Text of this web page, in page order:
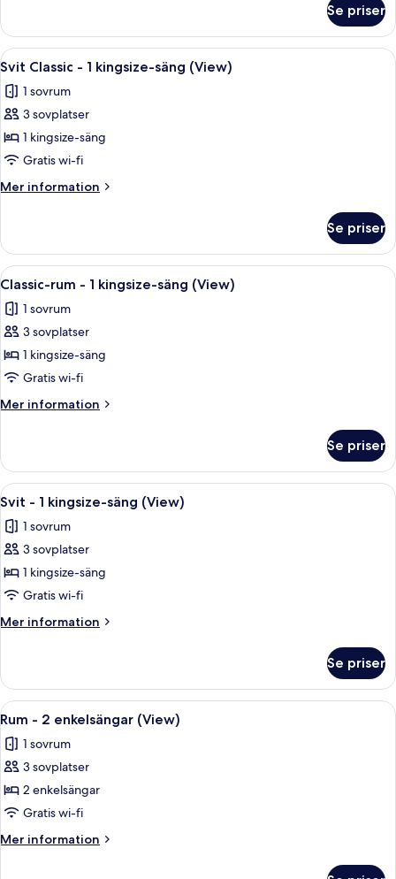
-
rökare
(View)
-
kingsize-
rökare
Se priser
Öppna
alla
foton
för
Svit
Classic
-
1
säng
(View)
Ett modernt hotellrum med en soffa,
3
Svit Classic - 1 kingsize-säng (View)
1 sovrum
3 sovplatser
1 kingsize-säng
Gratis wi-fi
Mer information
Mer
Classic
1
säng
(View)
Se priser
Öppna
alla
foton
för
Classic-
rum
-
1
säng
(View)
Ett hotellrum med en stor säng, ett
2
Classic-rum - 1 kingsize-säng (View)
1 sovrum
3 sovplatser
1 kingsize-säng
Gratis wi-fi
Mer information
Mer
rum
1
säng
(View)
Se priser
Öppna
alla
foton
för
Svit
-
1
kingsize-
(View)
Ett modernt hotellrum med en stor
2
Svit - 1 kingsize-säng (View)
1 sovrum
3 sovplatser
1 kingsize-säng
Gratis wi-fi
Mer information
Mer
-
kingsize-
(View)
Se priser
Öppna
alla
foton
för
Rum
-
2
enkelsängar
Ett hotellrum med två sängar, ett
1
Rum - 2 enkelsängar (View)
1 sovrum
3 sovplatser
2 enkelsängar
Gratis wi-fi
Mer information
Mer